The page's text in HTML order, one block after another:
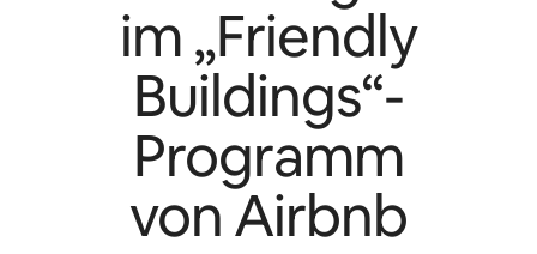
im „Friendly
Buildings“-
Programm
von Airbnb